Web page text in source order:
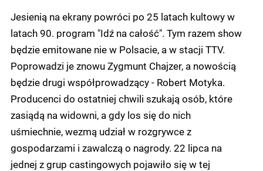
Jesienią na ekrany powróci po 25 latach kultowy w
latach 90. program "Idź na całość". Tym razem show
będzie emitowane nie w Polsacie, a w stacji TTV.
Poprowadzi je znowu Zygmunt Chajzer, a nowością
będzie drugi współprowadzący - Robert Motyka.
Producenci do ostatniej chwili szukają osób, które
zasiądą na widowni, a gdy los się do nich
uśmiechnie, wezmą udział w rozgrywce z
gospodarzami i zawalczą o nagrody. 22 lipca na
jednej z grup castingowych pojawiło się w tej